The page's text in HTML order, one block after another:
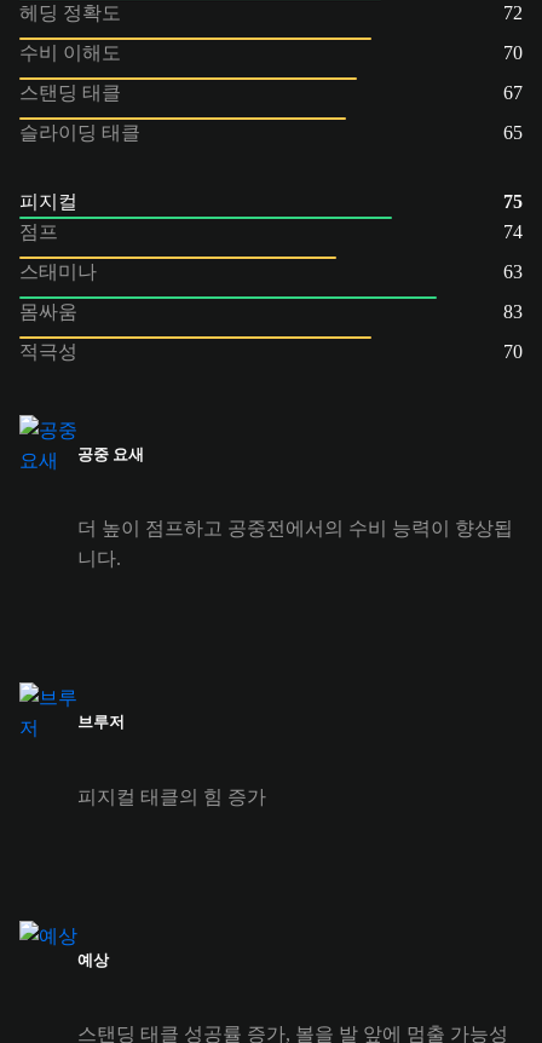
헤딩 정확도
72
수비 이해도
70
스탠딩 태클
67
슬라이딩 태클
65
피지컬
75
점프
74
스태미나
63
몸싸움
83
적극성
70
공중 요새
더 높이 점프하고 공중전에서의 수비 능력이 향상됩
니다.
브루저
피지컬 태클의 힘 증가
예상
스탠딩 태클 성공률 증가, 볼을 발 앞에 멈출 가능성